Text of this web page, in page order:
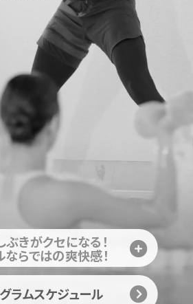
ぶきがクセになる！
ならではの爽快感！
ラムスケジュール